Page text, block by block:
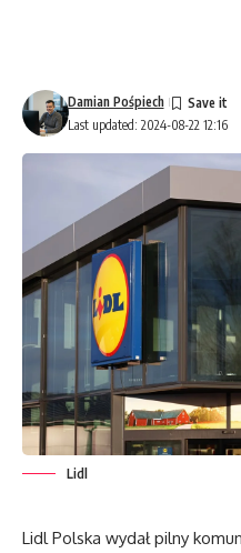
Last updated: 2024-08-22 12:16
Damian Pośpiech
Lidl
Lidl Polska wydał pilny